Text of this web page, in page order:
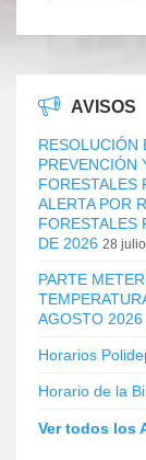
AVISOS
RESOLUCIÓN
PREVENCIÓN
FORESTALES
ALERTA POR
FORESTALES
DE 2026 28
PARTE
AGOSTO 2026
Horarios
Horario de la
Ver todos los